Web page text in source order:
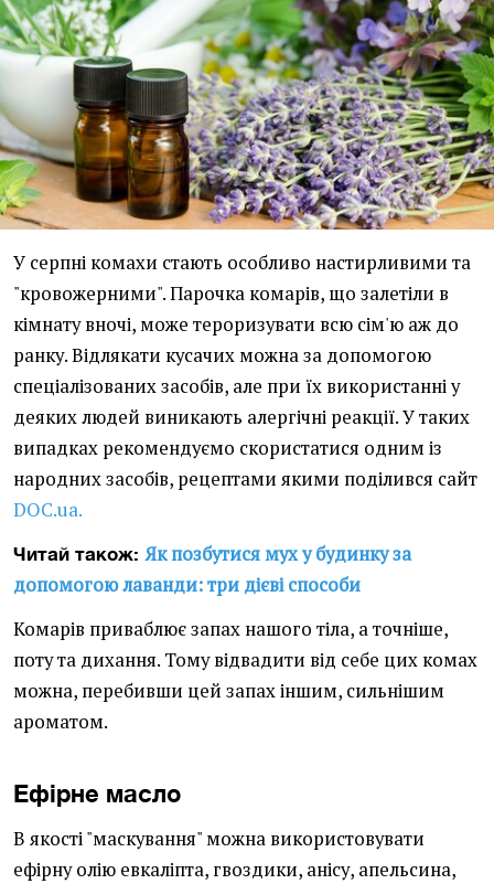
У серпні комахи стають особливо настирливими та
"кровожерними". Парочка комарів, що залетіли в
кімнату вночі, може тероризувати всю сім'ю аж до
ранку. Відлякати кусачих можна за допомогою
спеціалізованих засобів, але при їх використанні у
деяких людей виникають алергічні реакції. У таких
випадках рекомендуємо скористатися одним із
народних засобів, рецептами якими поділився сайт
DOC.ua.
Читай також: Як позбутися мух у будинку за
допомогою лаванди: три дієві способи
Комарів приваблює запах нашого тіла, а точніше,
поту та дихання. Тому відвадити від себе цих комах
можна, перебивши цей запах іншим, сильнішим
ароматом.
Ефірне масло
В якості "маскування" можна використовувати
ефірну олію евкаліпта, гвоздики, анісу, апельсина,